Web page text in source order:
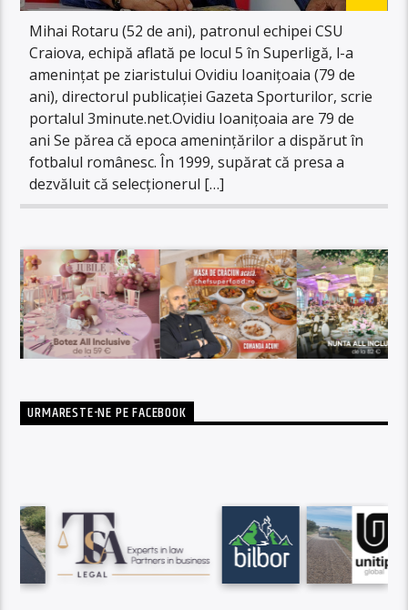
Mihai Rotaru (52 de ani), patronul echipei CSU
Craiova, echipă aflată pe locul 5 în Superligă, l-a
amenințat pe ziaristului Ovidiu Ioanițoaia (79 de
ani), directorul publicației Gazeta Sporturilor, scrie
portalul 3minute.net.Ovidiu Ioanițoaia are 79 de
ani Se părea că epoca amenințărilor a dispărut în
fotbalul românesc. În 1999, supărat că presa a
dezvăluit că selecționerul […]
URMARESTE-NE PE FACEBOOK